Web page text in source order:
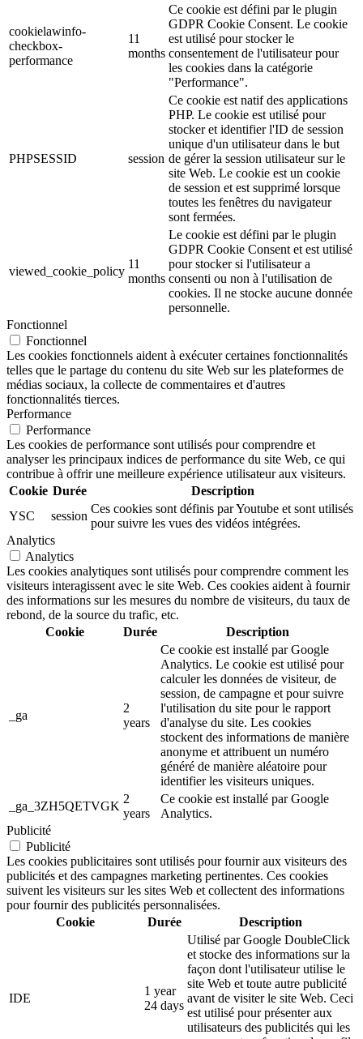
cookielawinfo-
checkbox-
performance
11
months
Ce cookie est défini par le plugin
GDPR Cookie Consent. Le cookie
est utilisé pour stocker le
consentement de l'utilisateur pour
les cookies dans la catégorie
"Performance".
PHPSESSID session
Ce cookie est natif des applications
PHP. Le cookie est utilisé pour
stocker et identifier l'ID de session
unique d'un utilisateur dans le but
de gérer la session utilisateur sur le
site Web. Le cookie est un cookie
de session et est supprimé lorsque
toutes les fenêtres du navigateur
sont fermées.
viewed_cookie_policy
11
months
Le cookie est défini par le plugin
GDPR Cookie Consent et est utilisé
pour stocker si l'utilisateur a
consenti ou non à l'utilisation de
cookies. Il ne stocke aucune donnée
personnelle.
Fonctionnel
Fonctionnel
Les cookies fonctionnels aident à exécuter certaines fonctionnalités
telles que le partage du contenu du site Web sur les plateformes de
médias sociaux, la collecte de commentaires et d'autres
fonctionnalités tierces.
Performance
Performance
Les cookies de performance sont utilisés pour comprendre et
analyser les principaux indices de performance du site Web, ce qui
contribue à offrir une meilleure expérience utilisateur aux visiteurs.
Cookie Durée
Description
YSC
session
Ces cookies sont définis par Youtube et sont utilisés
pour suivre les vues des vidéos intégrées.
Analytics
Analytics
Les cookies analytiques sont utilisés pour comprendre comment les
visiteurs interagissent avec le site Web. Ces cookies aident à fournir
des informations sur les mesures du nombre de visiteurs, du taux de
rebond, de la source du trafic, etc.
Cookie
Durée Description
_ga
2
years
Ce cookie est installé par Google
Analytics. Le cookie est utilisé pour
calculer les données de visiteur, de
session, de campagne et pour suivre
l'utilisation du site pour le rapport
d'analyse du site. Les cookies
stockent des informations de manière
anonyme et attribuent un numéro
généré de manière aléatoire pour
identifier les visiteurs uniques.
_ga_3ZH5QETVGK
2
years
Ce cookie est installé par Google
Analytics.
Publicité
Publicité
Les cookies publicitaires sont utilisés pour fournir aux visiteurs des
publicités et des campagnes marketing pertinentes. Ces cookies
suivent les visiteurs sur les sites Web et collectent des informations
pour fournir des publicités personnalisées.
Cookie
Durée Description
IDE
1 year
24 days
Utilisé par Google DoubleClick
et stocke des informations sur la
façon dont l'utilisateur utilise le
site Web et toute autre publicité
avant de visiter le site Web. Ceci
est utilisé pour présenter aux
utilisateurs des publicités qui les